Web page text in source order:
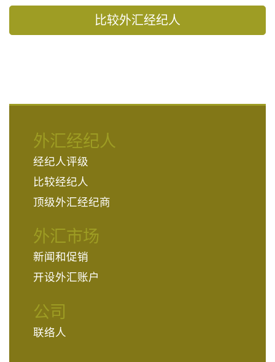
比较外汇经纪人
外汇经纪人
经纪人评级
比较经纪人
顶级外汇经纪商
外汇市场
新闻和促销
开设外汇账户
公司
联络人